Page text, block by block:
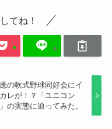
てね！
の軟式野球同好会にイ
レが！？「ユニコン
の実態に迫ってみた。